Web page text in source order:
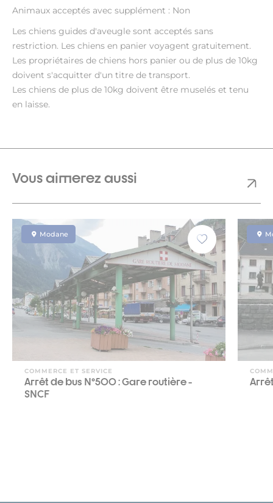
Animaux acceptés avec supplément : Non
Les chiens guides d'aveugle sont acceptés sans
restriction. Les chiens en panier voyagent gratuitement.
Les propriétaires de chiens hors panier ou de plus de 10kg
doivent s'acquitter d'un titre de transport.
Les chiens de plus de 10kg doivent être muselés et tenu
en laisse.
Vous aimerez aussi
Modane
COMMERCE ET SERVICE
Arrêt de bus N°500 : Gare routière -
SNCF